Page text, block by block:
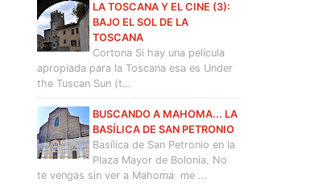
LA TOSCANA Y EL CINE (3):
BAJO EL SOL DE LA
TOSCANA
Cortona Si hay una película
apropiada para la Toscana esa es Under
the Tuscan Sun (t…
BUSCANDO A MAHOMA... LA
BASÍLICA DE SAN PETRONIO
Basílica de San Petronio en la
Plaza Mayor de Bolonia. No
te vengas sin ver a Mahoma me …